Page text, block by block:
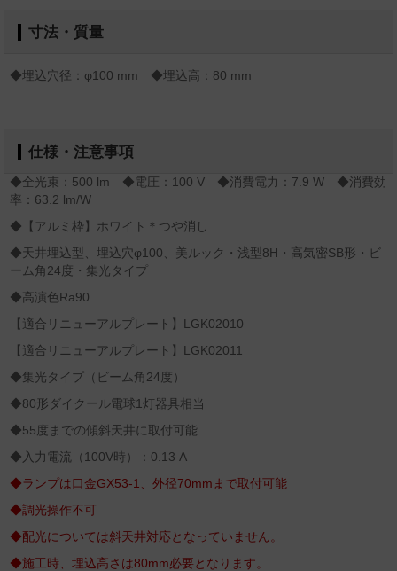
寸法・質量
◆埋込穴径：φ100 mm ◆埋込高：80 mm
仕様・注意事項
◆全光束：500 lm ◆電圧：100 V ◆消費電力：7.9 W ◆消費効
率：63.2 lm/W
◆【アルミ枠】ホワイト＊つや消し
◆天井埋込型、埋込穴φ100、美ルック・浅型8H・高気密SB形・ビ
ーム角24度・集光タイプ
◆高演色Ra90
【適合リニューアルプレート】LGK02010
【適合リニューアルプレート】LGK02011
◆集光タイプ（ビーム角24度）
◆80形ダイクール電球1灯器具相当
◆55度までの傾斜天井に取付可能
◆入力電流（100V時）：0.13 A
◆ランプは口金GX53-1、外径70mmまで取付可能
◆調光操作不可
◆配光については斜天井対応となっていません。
◆施工時、埋込高さは80mm必要となります。